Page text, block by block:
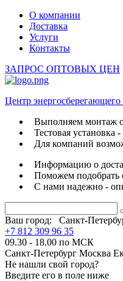
О компании
Доставка
Услуги
Контакты
ЗАПРОС ОПТОВЫХ ЦЕН
Центр
Выполняем монтаж
Тестовая установка
Для компаний
Информацию о
Поможем подобрать
С нами надежно -
Ваш город:
Санкт-
+7 812 309 96 35
09.30 - 18.00 по МСК
Санкт-Петербург Москва
Не нашли свой город?
Введите его в поле ниже